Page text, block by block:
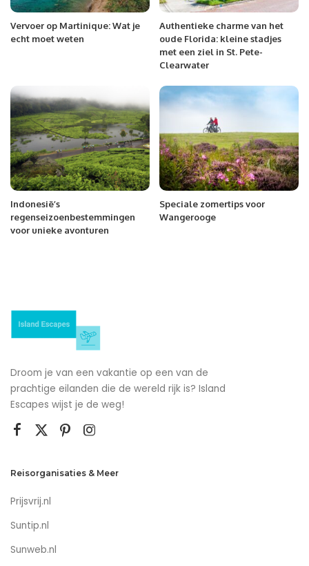
Vervoer op Martinique: Wat je
echt moet weten
Authentieke charme van het
oude Florida: kleine stadjes
met een ziel in St. Pete-
Clearwater
Indonesië’s
regenseizoenbestemmingen
voor unieke avonturen
Speciale zomertips voor
Wangerooge
Droom je van een vakantie op een van de
prachtige eilanden die de wereld rijk is? Island
Escapes wijst je de weg!
Reisorganisaties & Meer
Prijsvrij.nl
Suntip.nl
Sunweb.nl